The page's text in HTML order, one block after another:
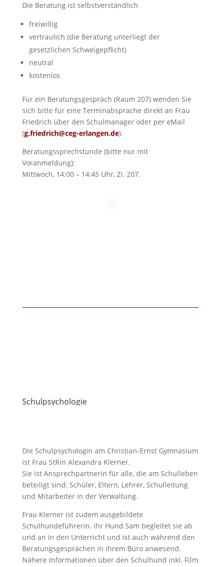
Die Beratung ist selbstverständlich
freiwillig
vertraulich (die Beratung unterliegt der
gesetzlichen Schweigepflicht)
neutral
kostenlos
Für ein Beratungsgespräch (Raum 207) wenden Sie
sich bitte für eine Terminabsprache direkt an Frau
Friedrich über den Schulmanager oder per eMail
(g.friedrich@ceg-erlangen.de).
Beratungssprechstunde (bitte nur mit
Voranmeldung):
Mittwoch, 14:00 – 14:45 Uhr, Zi. 207.
Schulpsychologie
Die Schulpsychologin am Christian-Ernst Gymnasium
ist Frau StRin Alexandra Klerner.
Sie ist Ansprechpartnerin für alle, die am Schulleben
beteiligt sind: Schüler, Eltern, Lehrer, Schulleitung
und Mitarbeiter in der Verwaltung.
Frau Klerner ist zudem ausgebildete
Schulhundeführerin. Ihr Hund Sam begleitet sie ab
und an in den Unterricht und ist auch während den
Beratungsgesprächen in ihrem Büro anwesend.
Nähere Informationen über den Schulhund inkl. Film